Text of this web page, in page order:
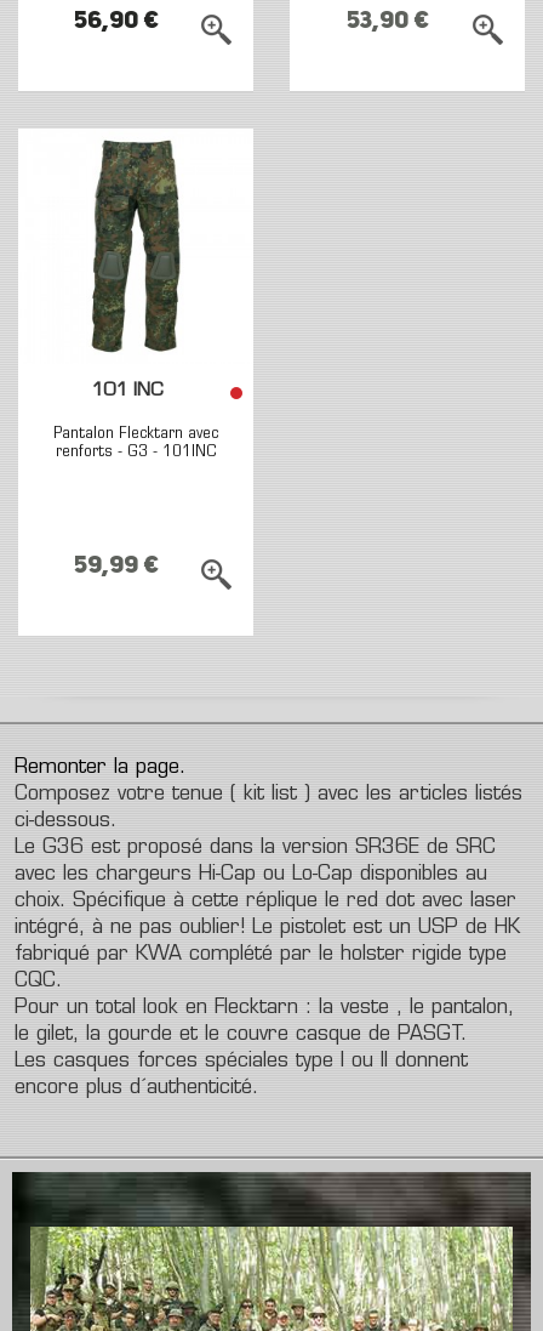
56,90 € 53,90 €
101 INC
Pantalon Flecktarn avec
renforts - G3 - 101INC
59,99 €
Remonter la page.
Composez votre tenue ( kit list ) avec les articles listés
ci-dessous.
Le G36 est proposé dans la version SR36E de SRC
avec les chargeurs Hi-Cap ou Lo-Cap disponibles au
choix. Spécifique à cette réplique le red dot avec laser
intégré, à ne pas oublier! Le pistolet est un USP de HK
fabriqué par KWA complété par le holster rigide type
CQC.
Pour un total look en Flecktarn : la veste , le pantalon,
le gilet, la gourde et le couvre casque de PASGT.
Les casques forces spéciales type I ou II donnent
encore plus d´authenticité.